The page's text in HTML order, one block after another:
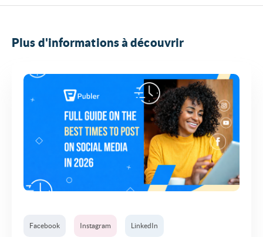
Plus d'informations à découvrir
Facebook Instagram LinkedIn